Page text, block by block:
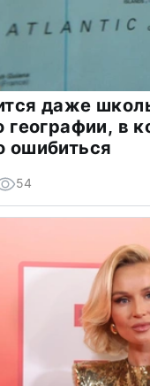
даже
географии, в
ошибиться
54